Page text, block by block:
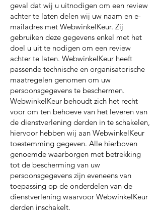
geval dat wij u uitnodigen om een review
achter te laten delen wij uw naam en e-
mailadres met WebwinkelKeur. Zij
gebruiken deze gegevens enkel met het
doel u uit te nodigen om een review
achter te laten. WebwinkelKeur heeft
passende technische en organisatorische
maatregelen genomen om uw
persoonsgegevens te beschermen.
WebwinkelKeur behoudt zich het recht
voor om ten behoeve van het leveren van
de dienstverlening derden in te schakelen,
hiervoor hebben wij aan WebwinkelKeur
toestemming gegeven. Alle hierboven
genoemde waarborgen met betrekking
tot de bescherming van uw
persoonsgegevens zijn eveneens van
toepassing op de onderdelen van de
dienstverlening waarvoor WebwinkelKeur
derden inschakelt.